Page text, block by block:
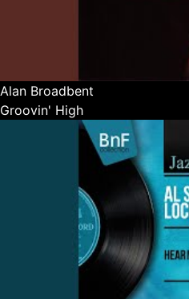
Alan Broadbent
Groovin' High